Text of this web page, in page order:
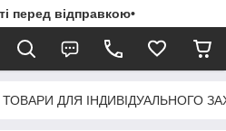
перед відправкою•
ТОВАРИ ДЛЯ ІНДИВІДУАЛЬНОГО